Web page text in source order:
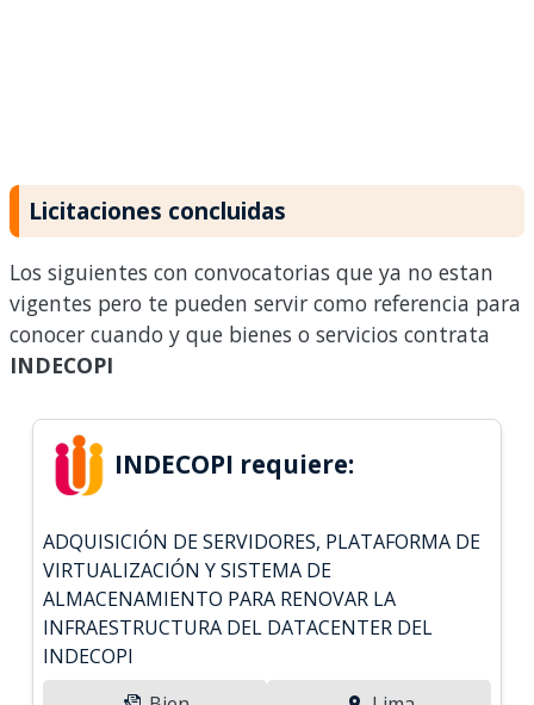
Licitaciones concluidas
Los siguientes con convocatorias que ya no estan
vigentes pero te pueden servir como referencia para
conocer cuando y que bienes o servicios contrata
INDECOPI
INDECOPI requiere:
ADQUISICIÓN DE SERVIDORES, PLATAFORMA DE
VIRTUALIZACIÓN Y SISTEMA DE
ALMACENAMIENTO PARA RENOVAR LA
INFRAESTRUCTURA DEL DATACENTER DEL
INDECOPI